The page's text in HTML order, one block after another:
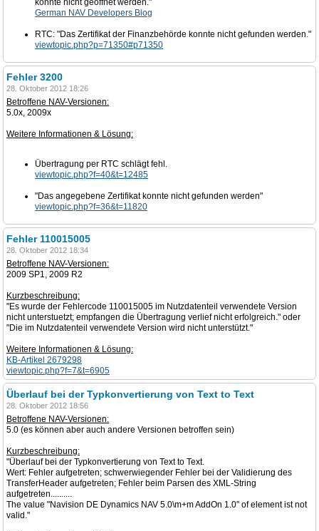
konnte nicht geöffnet werden."
German NAV Developers Blog
RTC: "Das Zertifikat der Finanzbehörde konnte nicht gefunden werden."
viewtopic.php?p=71350#p71350
Fehler 3200
28. Oktober 2012 18:26
Betroffene NAV-Versionen:
5.0x, 2009x
Weitere Informationen & Lösung:
Übertragung per RTC schlägt fehl.
viewtopic.php?f=40&t=12485
"Das angegebene Zertifikat konnte nicht gefunden werden"
viewtopic.php?f=36&t=11820
Fehler 110015005
28. Oktober 2012 18:34
Betroffene NAV-Versionen:
2009 SP1, 2009 R2
Kurzbeschreibung:
"Es wurde der Fehlercode 110015005 im Nutzdatenteil verwendete Version
nicht unterstuetzt; empfangen die Übertragung verlief nicht erfolgreich." oder
"Die im Nutzdatenteil verwendete Version wird nicht unterstützt."
Weitere Informationen & Lösung:
KB-Artikel 2679298
viewtopic.php?f=7&t=6905
Überlauf bei der Typkonvertierung von Text to Text
28. Oktober 2012 18:56
Betroffene NAV-Versionen:
5.0 (es können aber auch andere Versionen betroffen sein)
Kurzbeschreibung:
"Überlauf bei der Typkonvertierung von Text to Text.
Wert: Fehler aufgetreten; schwerwiegender Fehler bei der Validierung des
TransferHeader aufgetreten; Fehler beim Parsen des XML-String
aufgetreten..........
The value "Navision DE Dynamics NAV 5.0\m+m AddOn 1.0" of element ist not
valid."